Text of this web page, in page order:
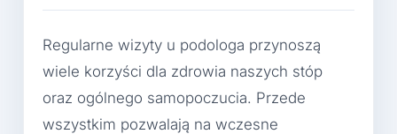
Regularne wizyty u podologa przynoszą
wiele korzyści dla zdrowia naszych stóp
oraz ogólnego samopoczucia. Przede
wszystkim pozwalają na wczesne